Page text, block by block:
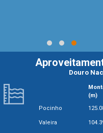
Douro
(m)
Pocinho
Valeira